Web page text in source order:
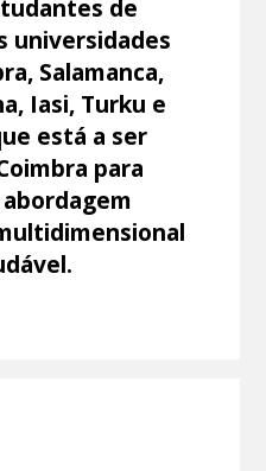
de
universidades
Salamanca,
Iasi, Turku e
está a ser
para